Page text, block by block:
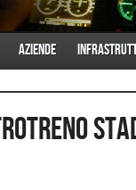
Aziende